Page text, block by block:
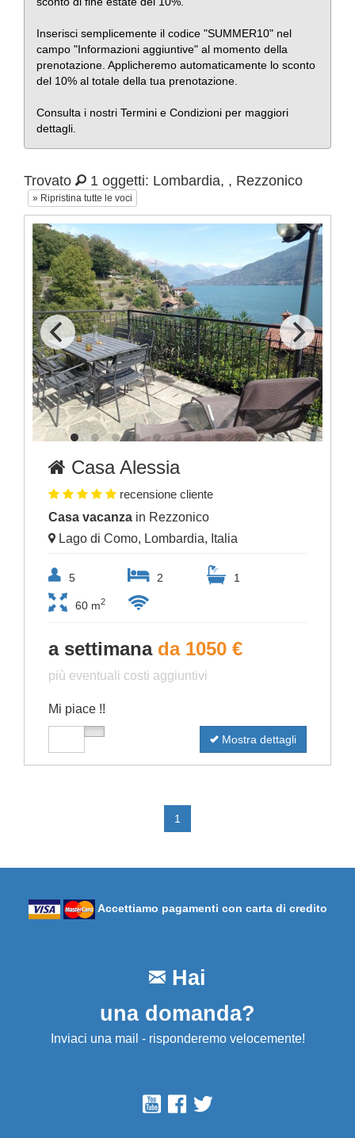
Inserisci semplicemente il codice "SUMMER10" nel
campo "Informazioni aggiuntive" al momento della
prenotazione. Applicheremo automaticamente lo sconto
del 10% al totale della tua prenotazione.
Consulta i nostri Termini e Condizioni per maggiori
dettagli.
Trovato 1 oggetti: Lombardia, , Rezzonico
» Ripristina tutte le voci
Casa Alessia
recensione cliente
Casa vacanza in Rezzonico
Lago di Como, Lombardia, Italia
5 2 1
60 m2
a settimana da 1050 €
più eventuali costi aggiuntivi
Mi piace !!
Mostra dettagli
1
Accettiamo pagamenti con carta di credito
Hai
una domanda?
Inviaci una mail - risponderemo velocemente!